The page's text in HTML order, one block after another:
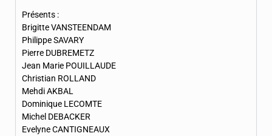
Présents :
Brigitte VANSTEENDAM
Philippe SAVARY
Pierre DUBREMETZ
Jean Marie POUILLAUDE
Christian ROLLAND
Mehdi AKBAL
Dominique LECOMTE
Michel DEBACKER
Evelyne CANTIGNEAUX